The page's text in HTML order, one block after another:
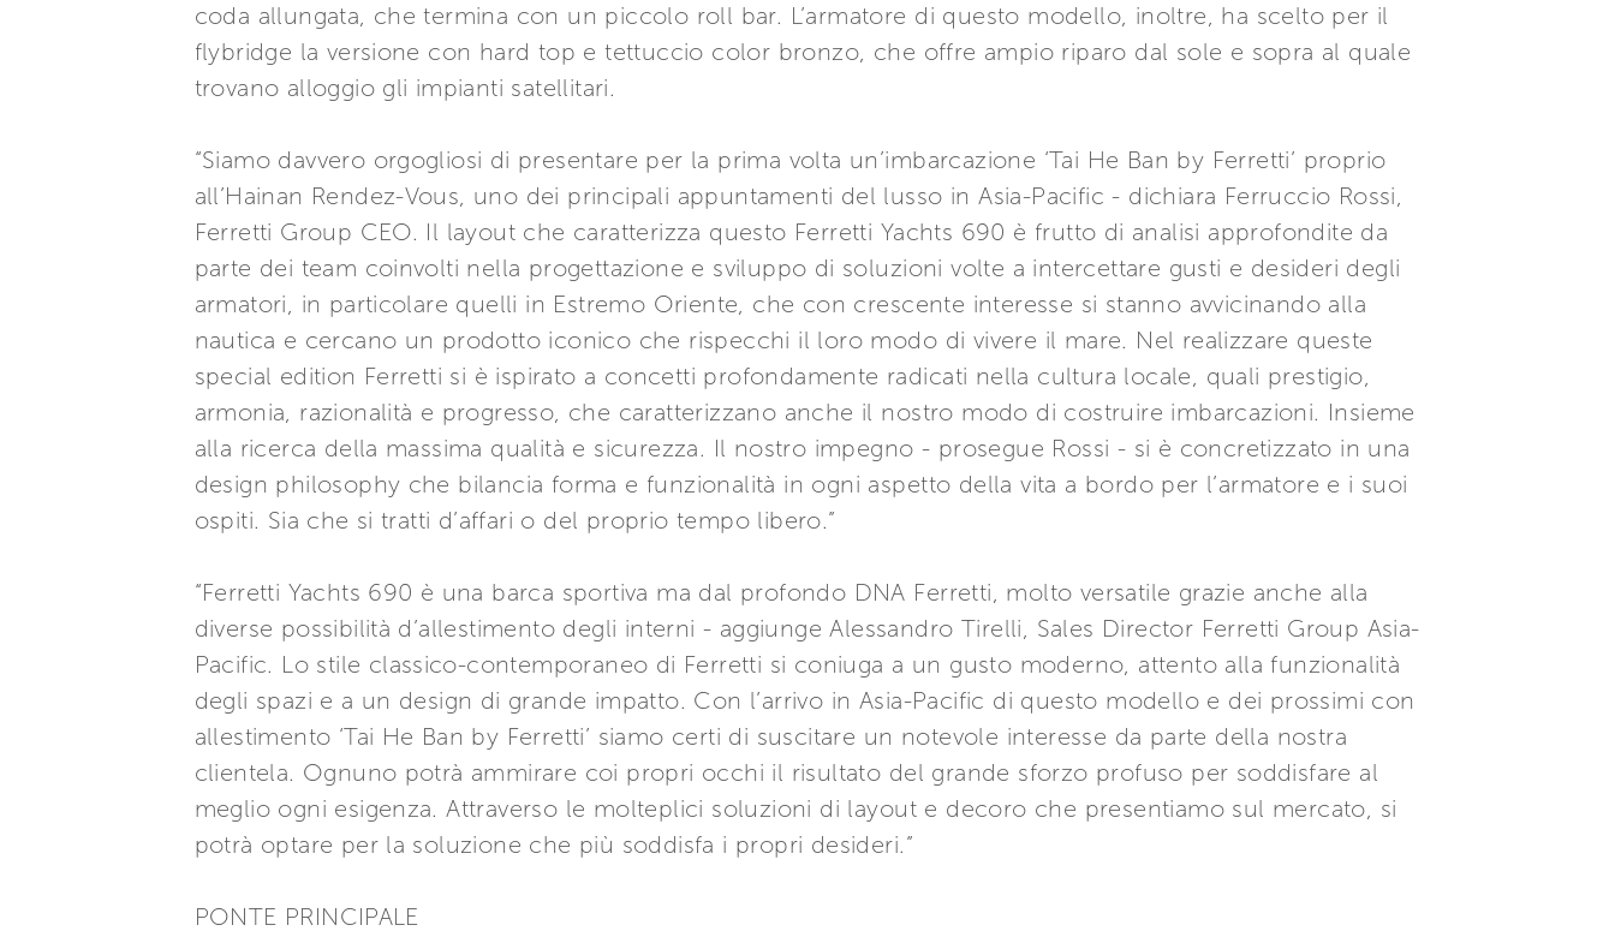
coda allungata, che termina con un piccolo roll bar. L’armatore di questo modello, inoltre, ha scelto per il
flybridge la versione con hard top e tettuccio color bronzo, che offre ampio riparo dal sole e sopra al quale
trovano alloggio gli impianti satellitari.
“Siamo davvero orgogliosi di presentare per la prima volta un’imbarcazione ‘Tai He Ban by Ferretti’ proprio
all’Hainan Rendez-Vous, uno dei principali appuntamenti del lusso in Asia-Pacific - dichiara Ferruccio Rossi,
Ferretti Group CEO. Il layout che caratterizza questo Ferretti Yachts 690 è frutto di analisi approfondite da
parte dei team coinvolti nella progettazione e sviluppo di soluzioni volte a intercettare gusti e desideri degli
armatori, in particolare quelli in Estremo Oriente, che con crescente interesse si stanno avvicinando alla
nautica e cercano un prodotto iconico che rispecchi il loro modo di vivere il mare. Nel realizzare queste
special edition Ferretti si è ispirato a concetti profondamente radicati nella cultura locale, quali prestigio,
armonia, razionalità e progresso, che caratterizzano anche il nostro modo di costruire imbarcazioni. Insieme
alla ricerca della massima qualità e sicurezza. Il nostro impegno - prosegue Rossi - si è concretizzato in una
design philosophy che bilancia forma e funzionalità in ogni aspetto della vita a bordo per l’armatore e i suoi
ospiti. Sia che si tratti d’affari o del proprio tempo libero.”
“Ferretti Yachts 690 è una barca sportiva ma dal profondo DNA Ferretti, molto versatile grazie anche alla
diverse possibilità d’allestimento degli interni - aggiunge Alessandro Tirelli, Sales Director Ferretti Group Asia-
Pacific. Lo stile classico-contemporaneo di Ferretti si coniuga a un gusto moderno, attento alla funzionalità
degli spazi e a un design di grande impatto. Con l’arrivo in Asia-Pacific di questo modello e dei prossimi con
allestimento ‘Tai He Ban by Ferretti’ siamo certi di suscitare un notevole interesse da parte della nostra
clientela. Ognuno potrà ammirare coi propri occhi il risultato del grande sforzo profuso per soddisfare al
meglio ogni esigenza. Attraverso le molteplici soluzioni di layout e decoro che presentiamo sul mercato, si
potrà optare per la soluzione che più soddisfa i propri desideri.”
PONTE PRINCIPALE